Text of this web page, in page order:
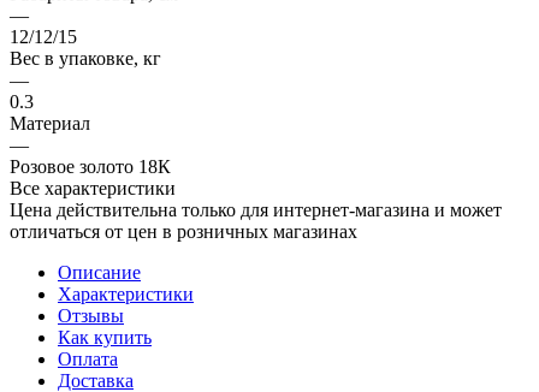
—
12/12/15
Вес в упаковке, кг
—
0.3
Материал
—
Розовое золото 18К
Все характеристики
Цена действительна только для интернет-магазина и может
отличаться от цен в розничных магазинах
Описание
Характеристики
Отзывы
Как купить
Оплата
Доставка